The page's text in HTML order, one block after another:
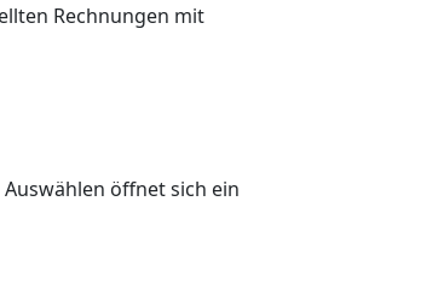
Rechnungen mit
öffnet sich ein